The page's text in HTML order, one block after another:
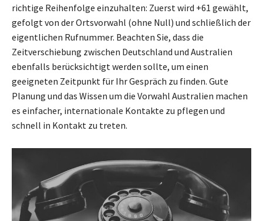
richtige Reihenfolge einzuhalten: Zuerst wird +61 gewählt,
gefolgt von der Ortsvorwahl (ohne Null) und schließlich der
eigentlichen Rufnummer. Beachten Sie, dass die
Zeitverschiebung zwischen Deutschland und Australien
ebenfalls berücksichtigt werden sollte, um einen
geeigneten Zeitpunkt für Ihr Gespräch zu finden. Gute
Planung und das Wissen um die Vorwahl Australien machen
es einfacher, internationale Kontakte zu pflegen und
schnell in Kontakt zu treten.